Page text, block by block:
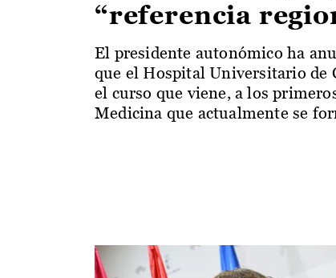
“referencia
El presidente autonómico ha
que el Hospital Universitario de
el curso que viene, a los
Medicina que actualmente se